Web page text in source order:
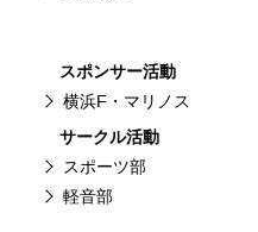
スポンサー活動
横浜F・マリノス
サークル活動
スポーツ部
軽音部